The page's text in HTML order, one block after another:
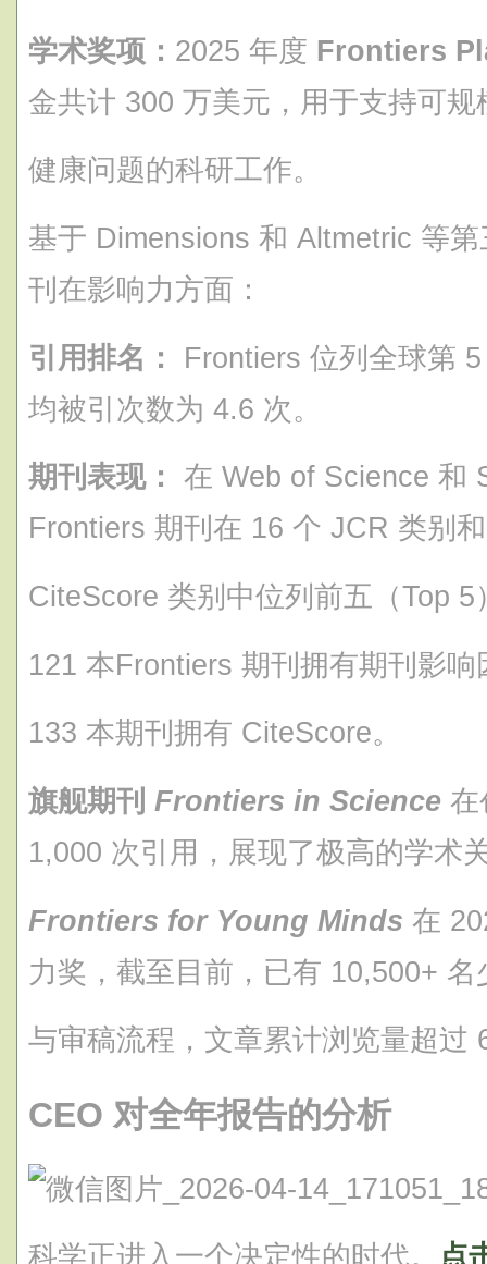
学术奖项： 2025 年度 Frontiers
金共计 300 万美元，用于支持可规
健康问题的科研工作。
基于 Dimensions 和 Altmetric 等
刊在影响力方面：
引用排名：
Frontiers 位列全球第
均被引次数为 4.6 次。
期刊表现：
在 Web of Science 和
Frontiers 期刊在 16 个 JCR 类别
CiteScore 类别中位列前五（Top 5
121 本Frontiers 期刊拥有期刊影
133 本期刊拥有 CiteScore。
旗舰期刊 Frontiers in Science 在
1,000 次引用，展现了极高的学术
Frontiers for Young Minds 在
力奖，截至目前，已有 10,500+ 名
与审稿流程，文章累计浏览量超过
CEO 对全年报告的分析
科学正进入一个决定性的时代。 点